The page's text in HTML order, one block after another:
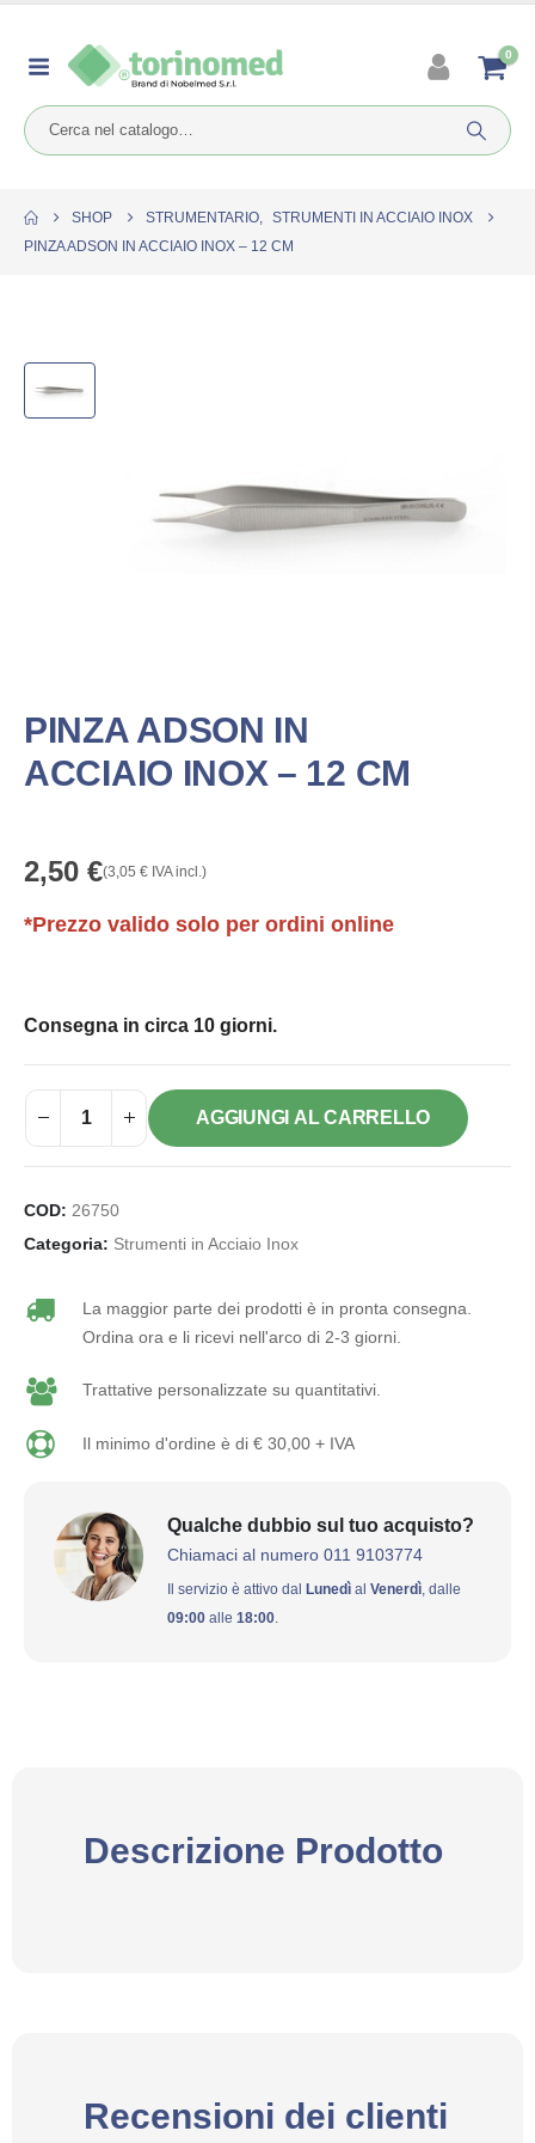
0
SHOP STRUMENTARIO, STRUMENTI IN ACCIAIO INOX
PINZA ADSON IN ACCIAIO INOX – 12 CM
PINZA ADSON IN
ACCIAIO INOX – 12 CM
2,50 €(3,05 € IVA incl.)
*Prezzo valido solo per ordini online
Consegna in circa 10 giorni.
AGGIUNGI AL CARRELLO
COD: 26750
Categoria: Strumenti in Acciaio Inox
La maggior parte dei prodotti è in pronta consegna.
Ordina ora e li ricevi nell'arco di 2-3 giorni.
Trattative personalizzate su quantitativi.
Il minimo d'ordine è di € 30,00 + IVA
Qualche dubbio sul tuo acquisto?
Chiamaci al numero 011 9103774
Il servizio è attivo dal Lunedì al Venerdì, dalle
09:00 alle 18:00.
Descrizione Prodotto
Recensioni dei clienti